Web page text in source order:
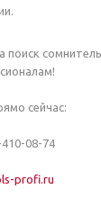
поиск
сейчас:
08-74
profi.ru